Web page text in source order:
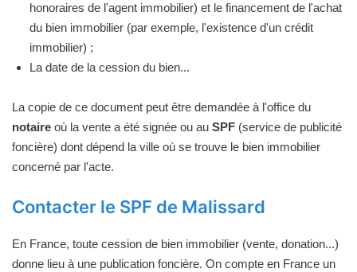
honoraires de l'agent immobilier) et le financement de l'achat
du bien immobilier (par exemple, l'existence d'un crédit
immobilier) ;
La date de la cession du bien...
La copie de ce document peut être demandée à l'office du
notaire où la vente a été signée ou au SPF (service de publicité
foncière) dont dépend la ville où se trouve le bien immobilier
concerné par l'acte.
Contacter le SPF de Malissard
En France, toute cession de bien immobilier (vente, donation...)
donne lieu à une publication foncière. On compte en France un